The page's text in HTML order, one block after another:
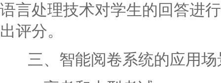
语言处理技术对学生的回答进
出评分。
三、智能阅卷系统的应用场